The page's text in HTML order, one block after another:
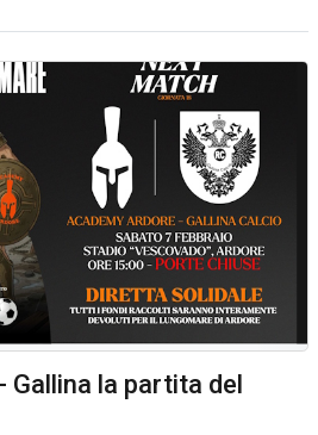
Gallina la partita del